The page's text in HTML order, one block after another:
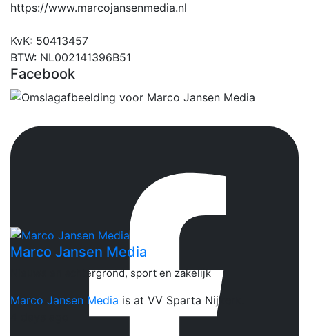
https://www.marcojansenmedia.nl
KvK: 50413457
BTW: NL002141396B51
Facebook
Marco Jansen Media
Nieuws en achtergrond, sport en zakelijk
Marco Jansen Media is at VV Sparta Nijkerk.